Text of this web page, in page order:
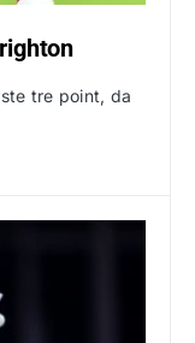
tre point, da